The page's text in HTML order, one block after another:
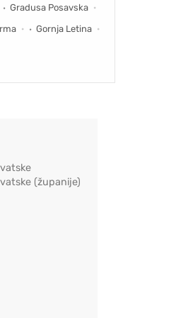
Gradusa Posavska
Gornja Letina
(županije)